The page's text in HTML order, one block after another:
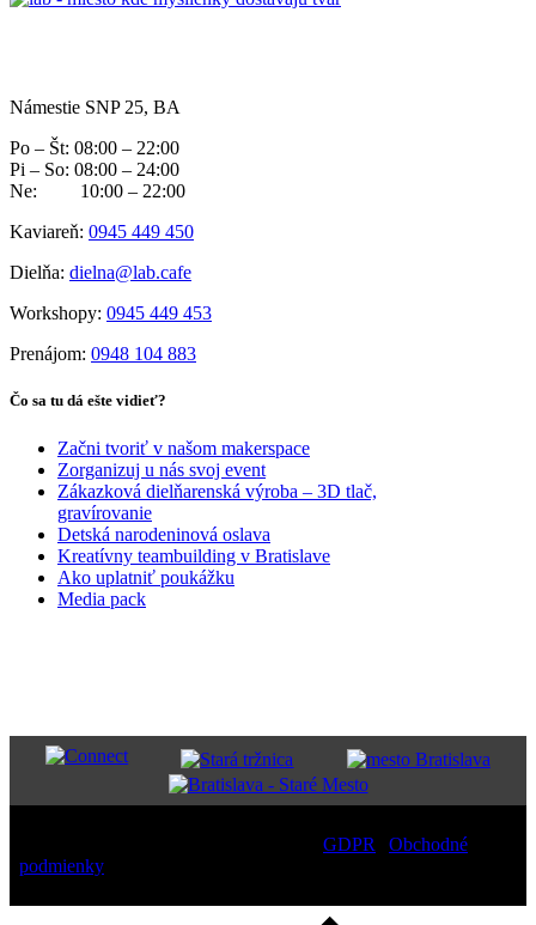
Námestie SNP 25, BA
Po – Št: 08:00 – 22:00
Pi – So: 08:00 – 24:00
Ne: 10:00 – 22:00
Kaviareň: 0945 449 450
Dielňa: dielna@lab.cafe
Workshopy: 0945 449 453
Prenájom: 0948 104 883
Čo sa tu dá ešte vidieť?
Začni tvoriť v našom makerspace
Zorganizuj u nás svoj event
Zákazková dielňarenská výroba – 3D tlač,
gravírovanie
Detská narodeninová oslava
Kreatívny teambuilding v Bratislave
Ako uplatniť poukážku
Media pack
GDPR
Obchodné
podmienky